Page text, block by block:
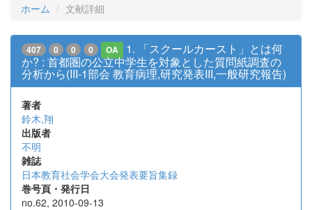
ホーム 文献詳細
407 0 0 0 OA
1. 「スクールカースト」とは何
か? : 首都圏の公立中学生を対象とした質問紙調査の
分析から(III-1部会 教育病理,研究発表III,一般研究報告)
著者
鈴木,翔
出版者
不明
雑誌
日本教育社会学会大会発表要旨集録
巻号頁・発行日
no.62, 2010-09-13